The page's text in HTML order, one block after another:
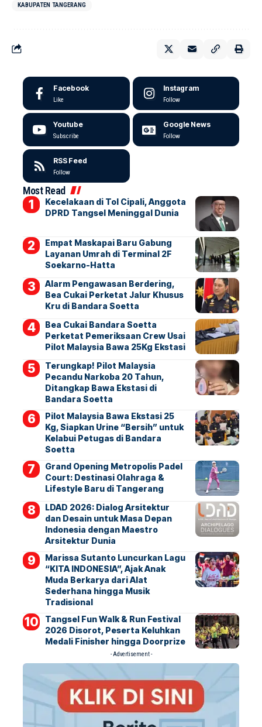
KABUPATEN TANGERANG
Facebook
Like
Instagram
Follow
Youtube
Subscribe
Google News
Follow
RSS Feed
Follow
Most Read
Kecelakaan di Tol Cipali, Anggota
DPRD Tangsel Meninggal Dunia
Empat Maskapai Baru Gabung
Layanan Umrah di Terminal 2F
Soekarno-Hatta
Alarm Pengawasan Berdering,
Bea Cukai Perketat Jalur Khusus
Kru di Bandara Soetta
Bea Cukai Bandara Soetta
Perketat Pemeriksaan Crew Usai
Pilot Malaysia Bawa 25Kg Ekstasi
Terungkap! Pilot Malaysia
Pecandu Narkoba 20 Tahun,
Ditangkap Bawa Ekstasi di
Bandara Soetta
Pilot Malaysia Bawa Ekstasi 25
Kg, Siapkan Urine “Bersih” untuk
Kelabui Petugas di Bandara
Soetta
Grand Opening Metropolis Padel
Court: Destinasi Olahraga &
Lifestyle Baru di Tangerang
LDAD 2026: Dialog Arsitektur
dan Desain untuk Masa Depan
Indonesia dengan Maestro
Arsitektur Dunia
Marissa Sutanto Luncurkan Lagu
“KITA INDONESIA”, Ajak Anak
Muda Berkarya dari Alat
Sederhana hingga Musik
Tradisional
Tangsel Fun Walk & Run Festival
2026 Disorot, Peserta Keluhkan
Medali Finisher hingga Doorprize
- Advertisement -